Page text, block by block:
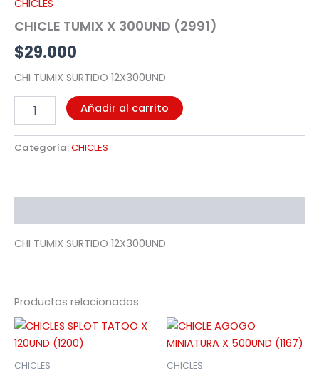
CHICLES
CHICLE TUMIX X 300UND (2991)
$29.000
CHI TUMIX SURTIDO 12X300UND
Añadir al carrito
Categoría:CHICLES
CHI TUMIX SURTIDO 12X300UND
Productos relacionados
CHICLES CHICLES